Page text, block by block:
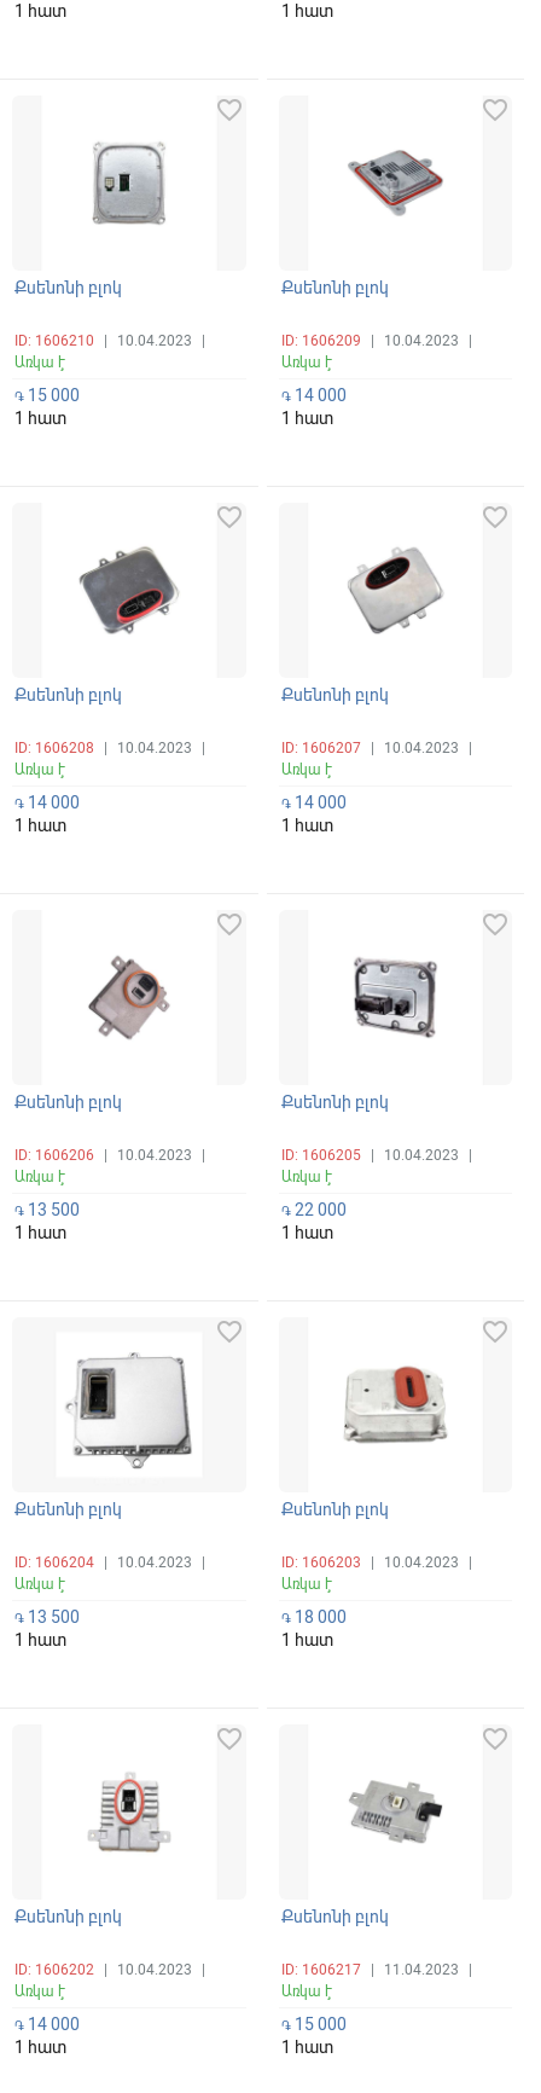
1 հատ
1 հատ
Քսենոնի բլոկ
ID: 1606210 10.04.2023
Առկա է
favorite_border
֏ 15 000
1 հատ
Քսենոնի բլոկ
ID: 1606209 10.04.2023
Առկա է
favorite_border
֏14 000
1 հատ
Քսենոնի բլոկ
ID: 1606208 10.04.2023
Առկա է
favorite_border
֏ 14 000
1 հատ
Քսենոնի բլոկ
ID: 1606207 10.04.2023
Առկա է
favorite_border
֏14 000
1 հատ
Քսենոնի բլոկ
ID: 1606206 10.04.2023
Առկա է
favorite_border
֏ 13 500
1 հատ
Քսենոնի բլոկ
ID: 1606205 10.04.2023
Առկա է
favorite_border
֏22 000
1 հատ
Քսենոնի բլոկ
ID: 1606204 10.04.2023
Առկա է
favorite_border
֏ 13 500
1 հատ
Քսենոնի բլոկ
ID: 1606203 10.04.2023
Առկա է
favorite_border
֏18 000
1 հատ
Քսենոնի բլոկ
ID: 1606202 10.04.2023
Առկա է
favorite_border
֏ 14 000
1 հատ
Քսենոնի բլոկ
ID: 1606217 11.04.2023
Առկա է
favorite_border
֏15 000
1 հատ